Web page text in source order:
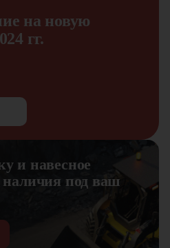
на новую
гг.
и навесное
наличия под ваш